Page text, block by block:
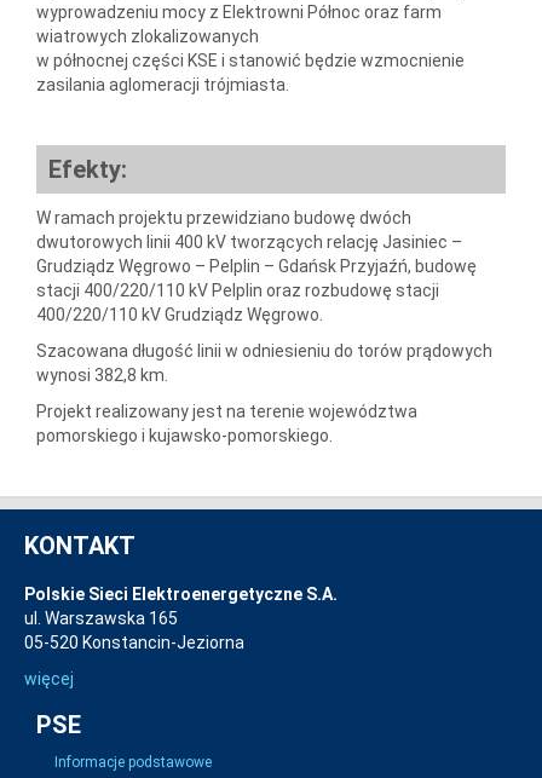
wyprowadzeniu mocy z Elektrowni Północ oraz farm
wiatrowych zlokalizowanych
w północnej części KSE i stanowić będzie wzmocnienie
zasilania aglomeracji trójmiasta.
Efekty:
W ramach projektu przewidziano budowę dwóch
dwutorowych linii 400 kV tworzących relację Jasiniec –
Grudziądz Węgrowo – Pelplin – Gdańsk Przyjaźń, budowę
stacji 400/220/110 kV Pelplin oraz rozbudowę stacji
400/220/110 kV Grudziądz Węgrowo.
Szacowana długość linii w odniesieniu do torów prądowych
wynosi 382,8 km.
Projekt realizowany jest na terenie województwa
pomorskiego i kujawsko-pomorskiego.
KONTAKT
Polskie Sieci Elektroenergetyczne S.A.
ul. Warszawska 165
05-520 Konstancin-Jeziorna
więcej
PSE
Informacje podstawowe